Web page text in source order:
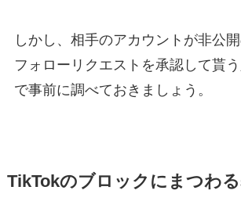
しかし、相手のアカウントが非公開
フォローリクエストを承認して貰
で事前に調べておきましょう。
TikTokのブロックにまつわ